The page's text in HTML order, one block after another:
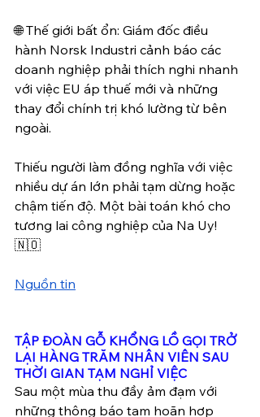
🌐 Thế giới bất ổn: Giám đốc điều
hành Norsk Industri cảnh báo các
doanh nghiệp phải thích nghi nhanh
với việc EU áp thuế mới và những
thay đổi chính trị khó lường từ bên
ngoài.
Thiếu người làm đồng nghĩa với việc
nhiều dự án lớn phải tạm dừng hoặc
chậm tiến độ. Một bài toán khó cho
tương lai công nghiệp của Na Uy!
🇳🇴
Nguồn tin
TẬP ĐOÀN GỖ KHỔNG LỒ GỌI TRỞ
LẠI HÀNG TRĂM NHÂN VIÊN SAU
THỜI GIAN TẠM NGHỈ VIỆC
Sau một mùa thu đầy ảm đạm với
những thông báo tạm hoãn hợp